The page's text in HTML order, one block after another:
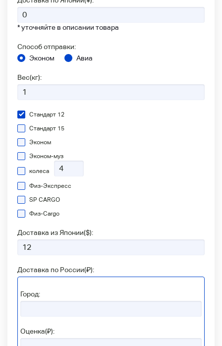
* уточняйте в описании товара
Способ отправки:
Эконом
Авиа
Вес(кг):
Стандарт 12
Стандарт 15
Эконом
Эконом-муз
колеса
Физ-Экспресс
SP CARGO
Физ-Сargo
Доставка из Японии($):
Доставка по России(₽):
Город:
Оценка(₽):